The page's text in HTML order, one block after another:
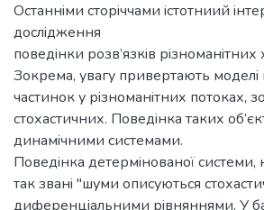
Останнiми сторiччами iстотниий
дослiдження
поведiнки розв’язкiв рiзноманiтних
Зокрема, увагу привертають
частинок у рiзноманiтних потоках,
стохастичних. Поведiнка таких
динамiчними системами.
Поведiнка детермiнованої системи,
так званi "шуми описуються
диференцiальними рiвняннями. У